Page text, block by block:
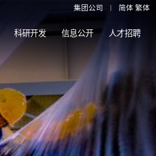
集团公司 简体 繁体
科研开发 信息公开 人才招聘